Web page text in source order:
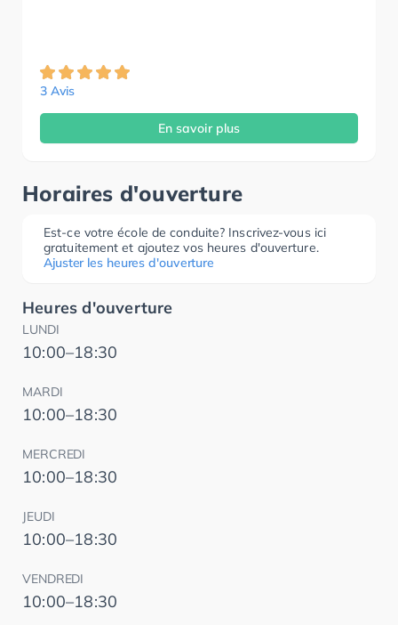
3 Avis
En savoir plus
Horaires d'ouverture
Est-ce votre école de conduite? Inscrivez-vous ici
gratuitement et ajoutez vos heures d'ouverture.
Ajuster les heures d'ouverture
Heures d'ouverture
LUNDI
10:00–18:30
MARDI
10:00–18:30
MERCREDI
10:00–18:30
JEUDI
10:00–18:30
VENDREDI
10:00–18:30